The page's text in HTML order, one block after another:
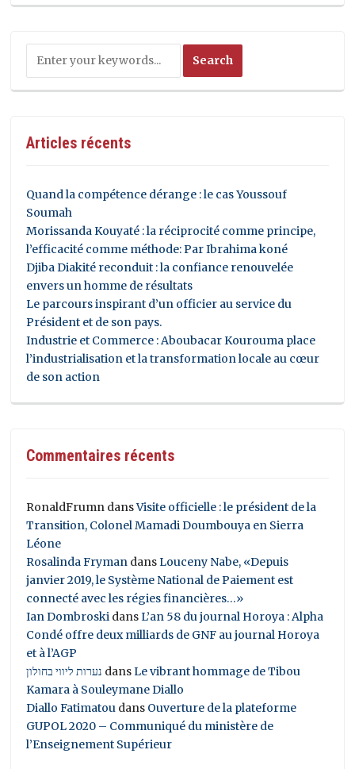
Articles récents
Quand la compétence dérange : le cas Youssouf
Soumah
Morissanda Kouyaté : la réciprocité comme principe,
l’efficacité comme méthode: Par Ibrahima koné
Djiba Diakité reconduit : la confiance renouvelée
envers un homme de résultats
Le parcours inspirant d’un officier au service du
Président et de son pays.
Industrie et Commerce : Aboubacar Kourouma place
l’industrialisation et la transformation locale au cœur
de son action
Commentaires récents
RonaldFrumn dansVisite officielle : le président de la
Transition, Colonel Mamadi Doumbouya en Sierra
Léone
Rosalinda Fryman dansLouceny Nabe, «Depuis
janvier 2019, le Système National de Paiement est
connecté avec les régies financières…»
Ian Dombroski dansL’an 58 du journal Horoya : Alpha
Condé offre deux milliards de GNF au journal Horoya
et à l’AGP
נערות ליווי בחולון dansLe vibrant hommage de Tibou
Kamara à Souleymane Diallo
Diallo Fatimatou dans Ouverture de la plateforme
GUPOL 2020 – Communiqué du ministère de
l’Enseignement Supérieur